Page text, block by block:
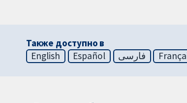
Также доступно в
English
Español فارسی